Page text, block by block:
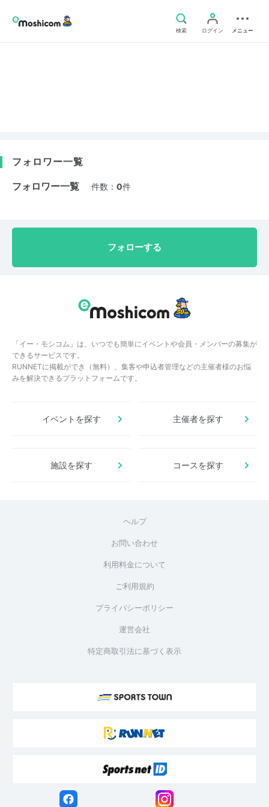
検索 ログイン メニュー
フォロワー一覧
フォロワー一覧 件数： 0件
フォローする
「イー・モシコム」は、いつでも簡単にイベントや会員・メンバーの募集が
できるサービスです。
RUNNETに掲載ができ（無料）、集客や申込者管理などの主催者様のお悩
みを解決できるプラットフォームです。
イベントを探す 主催者を探す
施設を探す コースを探す
ヘルプ
お問い合わせ
利用料金について
ご利用規約
プライバシーポリシー
運営会社
特定商取引法に基づく表示